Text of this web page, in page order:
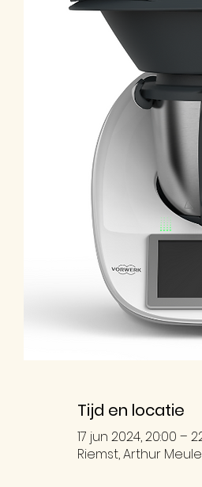
Tijd en locatie
17 jun 2024, 20:00 –
Riemst, Arthur